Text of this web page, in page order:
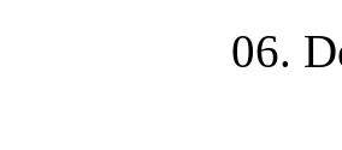
06.